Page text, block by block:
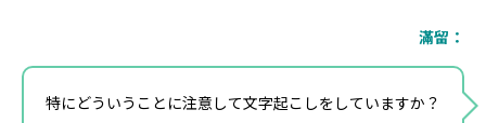
滿留：
特にどういうことに注意して文字起こしをしていますか？